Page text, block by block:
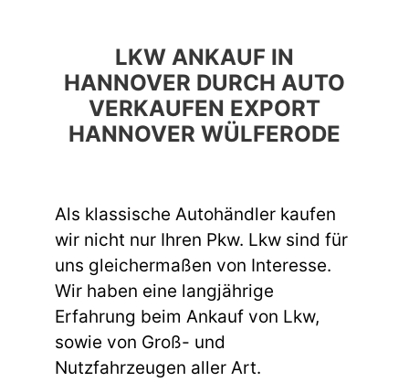
LKW ANKAUF IN
HANNOVER DURCH AUTO
VERKAUFEN EXPORT
HANNOVER WÜLFERODE
Als klassische Autohändler kaufen
wir nicht nur Ihren Pkw. Lkw sind für
uns gleichermaßen von Interesse.
Wir haben eine langjährige
Erfahrung beim Ankauf von Lkw,
sowie von Groß- und
Nutzfahrzeugen aller Art.